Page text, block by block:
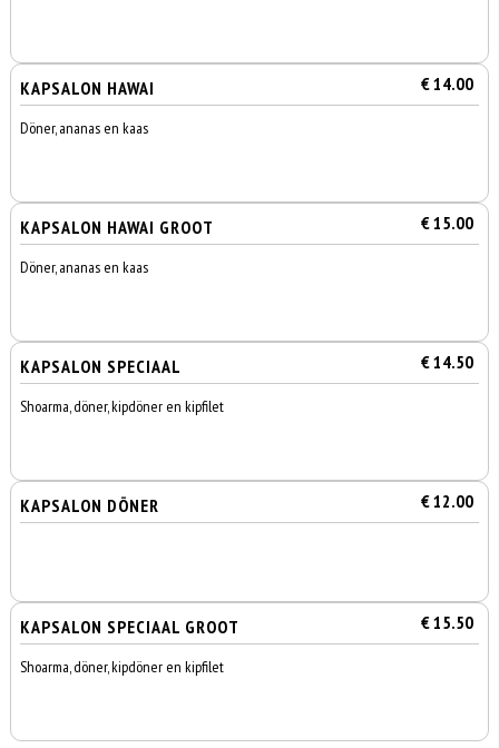
KAPSALON HAWAI € 14.00
Döner, ananas en kaas
KAPSALON HAWAI GROOT € 15.00
Döner, ananas en kaas
KAPSALON SPECIAAL € 14.50
Shoarma, döner, kipdöner en kipfilet
KAPSALON DÖNER € 12.00
KAPSALON SPECIAAL GROOT € 15.50
Shoarma, döner, kipdöner en kipfilet